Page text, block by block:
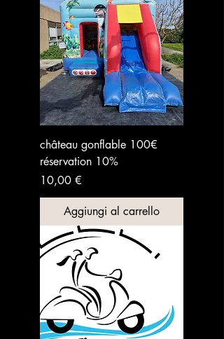
château gonflable 100€
réservation 10%
Prezzo
10,00 €
Aggiungi al carrello